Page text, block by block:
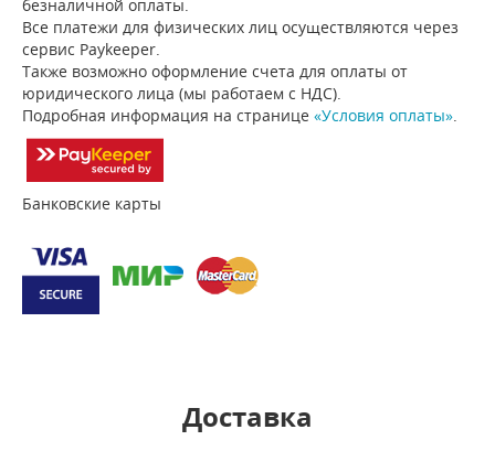
безналичной оплаты.
Все платежи для физических лиц осуществляются через
сервис Paykeeper.
Также возможно оформление счета для оплаты от
юридического лица (мы работаем с НДС).
Подробная информация на странице «Условия оплаты»
Банковские карты
Доставка